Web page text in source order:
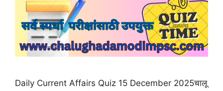
Daily Current Affairs Quiz 15 December 2025चालू